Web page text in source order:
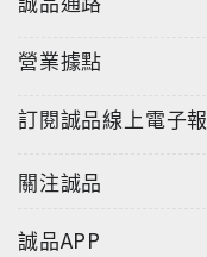
營業據點
訂閱誠品線上電子報
關注誠品
誠品APP